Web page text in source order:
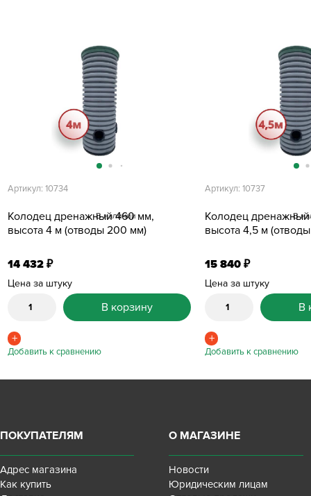
Колодец дренажный 460 мм,
высота 4 м (отводы 200 мм)
Артикул: 10734
В наличии
14 432 ₽
Цена за штуку
В корзину
Колодец
высота 4,5 м
Артикул: 10737
В
15 840 ₽
Цена за штуку
В
ПОКУПАТЕЛЯМ
Адрес магазина
Как купить
О МАГАЗИНЕ
Новости
Юридическим лицам